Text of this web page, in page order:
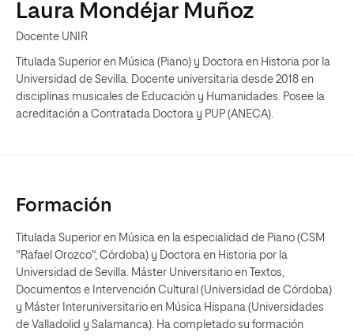
Laura Mondéjar Muñoz
Docente UNIR
Titulada Superior en Música (Piano) y Doctora en Historia por la
Universidad de Sevilla. Docente universitaria desde 2018 en
disciplinas musicales de Educación y Humanidades. Posee la
acreditación a Contratada Doctora y PUP (ANECA).
Formación
Titulada Superior en Música en la especialidad de Piano (CSM
"Rafael Orozco", Córdoba) y Doctora en Historia por la
Universidad de Sevilla. Máster Universitario en Textos,
Documentos e Intervención Cultural (Universidad de Córdoba)
y Máster Interuniversitario en Música Hispana (Universidades
de Valladolid y Salamanca). Ha completado su formación